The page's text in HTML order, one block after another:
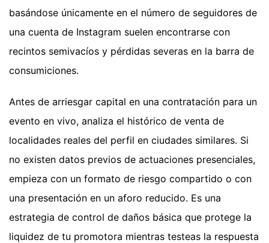
basándose únicamente en el número de seguidores de
una cuenta de Instagram suelen encontrarse con
recintos semivacíos y pérdidas severas en la barra de
consumiciones.
Antes de arriesgar capital en una contratación para un
evento en vivo, analiza el histórico de venta de
localidades reales del perfil en ciudades similares. Si
no existen datos previos de actuaciones presenciales,
empieza con un formato de riesgo compartido o con
una presentación en un aforo reducido. Es una
estrategia de control de daños básica que protege la
liquidez de tu promotora mientras testeas la respuesta